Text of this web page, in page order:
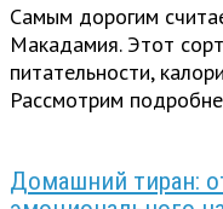
Самым дорогим
Макадамия. Этот
питательности,
Рассмотрим
Домашний тиран: